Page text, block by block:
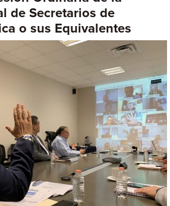
de Secretarios de
o sus Equivalentes